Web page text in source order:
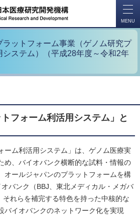
MENU
ットフォーム事業（ゲノム研究プ
システム）（平成28年度～令和2年
トフォーム利活用システム」と
ーム利活用システム」は、ゲノム医療実
め、バイオバンク横断的な試料・情報の
オールジャパンのプラットフォームを構
バンク（BBJ、東北メディカル・メガバ
それらを補完する特色を持った中核的な
バイオバンクのネットワーク化を実現